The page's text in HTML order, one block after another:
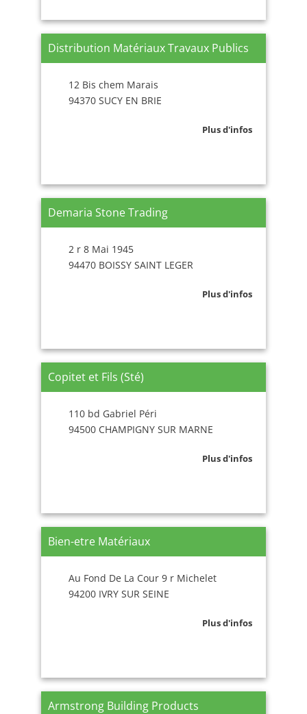
Distribution Matériaux Travaux Publics
12 Bis chem Marais
94370 SUCY EN BRIE
Plus d'infos
Demaria Stone Trading
2 r 8 Mai 1945
94470 BOISSY SAINT LEGER
Plus d'infos
Copitet et Fils (Sté)
110 bd Gabriel Péri
94500 CHAMPIGNY SUR MARNE
Plus d'infos
Bien-etre Matériaux
Au Fond De La Cour 9 r Michelet
94200 IVRY SUR SEINE
Plus d'infos
Armstrong Building Products